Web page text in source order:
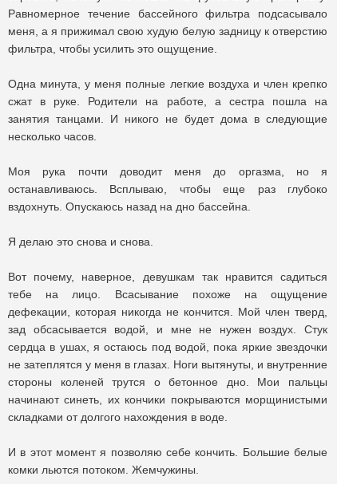
Равномерное течение бассейного фильтра подсасывало
меня, а я прижимал свою худую белую задницу к отверстию
фильтра, чтобы усилить это ощущение.
Одна минута, у меня полные легкие воздуха и член крепко
сжат в руке. Родители на работе, а сестра пошла на
занятия танцами. И никого не будет дома в следующие
несколько часов.
Моя рука почти доводит меня до оргазма, но я
останавливаюсь. Всплываю, чтобы еще раз глубоко
вздохнуть. Опускаюсь назад на дно бассейна.
Я делаю это снова и снова.
Вот почему, наверное, девушкам так нравится садиться
тебе на лицо. Всасывание похоже на ощущение
дефекации, которая никогда не кончится. Мой член тверд,
зад обсасывается водой, и мне не нужен воздух. Стук
сердца в ушах, я остаюсь под водой, пока яркие звездочки
не затеплятся у меня в глазах. Ноги вытянуты, и внутренние
стороны коленей трутся о бетонное дно. Мои пальцы
начинают синеть, их кончики покрываются морщинистыми
складками от долгого нахождения в воде.
И в этот момент я позволяю себе кончить. Большие белые
комки льются потоком. Жемчужины.